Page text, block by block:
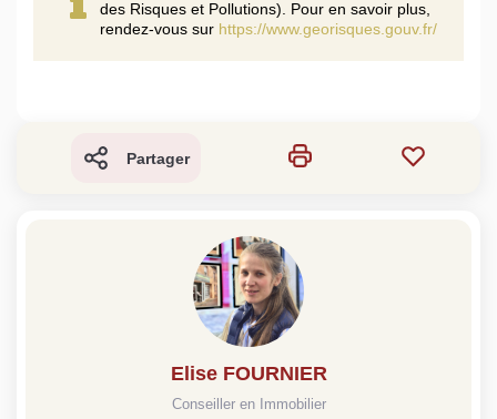
des Risques et Pollutions). Pour en savoir plus,
rendez-vous sur https://www.georisques.gouv.fr/
Partager
Elise FOURNIER
Conseiller en Immobilier